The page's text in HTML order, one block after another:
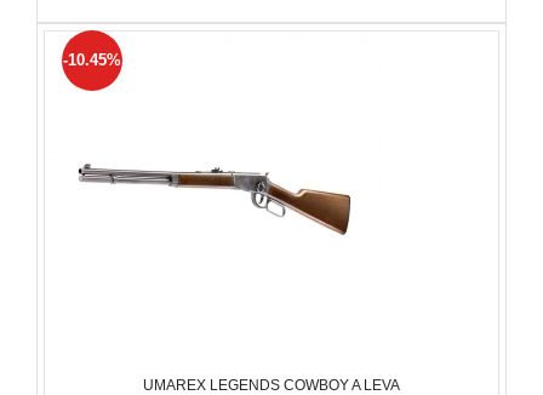
UMAREX LEGENDS COWBOY A LEVA
-10.45%